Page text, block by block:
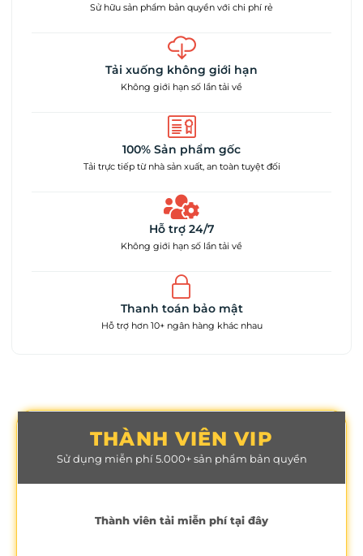
Sử hữu sản phẩm bản quyền với chi phí rẻ
Tải xuống không giới hạn
Không giới hạn số lần tải về
100% Sản phẩm gốc
Tải trực tiếp từ nhà sản xuất, an toàn tuyệt đối
Hỗ trợ 24/7
Không giới hạn số lần tải về
Thanh toán bảo mật
Hỗ trợ hơn 10+ ngân hàng khác nhau
THÀNH VIÊN VIP
Sử dụng miễn phí 5.000+ sản phẩm bản quyền
Thành viên tải miễn phí tại đây